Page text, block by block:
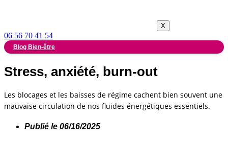
X
06 56 70 41 54
Blog Bien-être
Stress, anxiété, burn-out
Les blocages et les baisses de régime cachent bien souvent une
mauvaise circulation de nos fluides énergétiques essentiels.
Publié le 06/16/2025